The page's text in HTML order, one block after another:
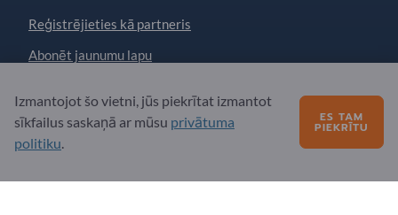
Reģistrējieties kā partneris
Abonēt jaunumu lapu
Jautājumi?
Biežāk uzdotie jautājumi
Mūsu pakalpojumu piedāvājums
Izmantojot šo vietni, jūs piekrītat izmantot
sīkfailus saskaņā ar mūsu privātuma
politiku.
ES TAM
PIEKRĪTU